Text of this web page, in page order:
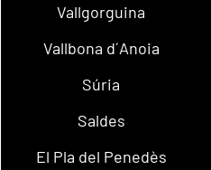
Vallgorguina
Vallbona d´Anoia
Súria
Saldes
El Pla del Penedès